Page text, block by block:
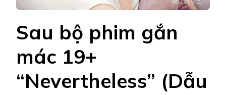
Sau bộ phim gắn
mác 19+
“Nevertheless” (Dẫu